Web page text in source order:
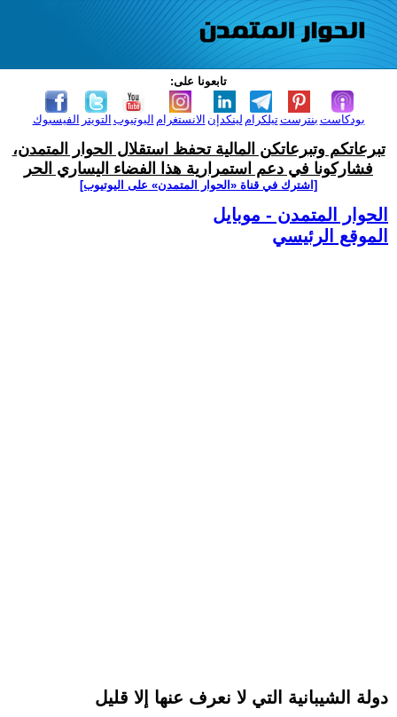
تابعونا على:
الفيسبوك التويتر اليوتيوب الانستغرام لينكدإن تيلكرامبنترست بودكاست
تبرعاتكم وتبرعاتكن المالية تحفظ استقلال الحوار المتمدن،
فشاركونا في دعم استمرارية هذا الفضاء اليساري الحر
[اشترك في قناة ‫«الحوار المتمدن» على اليوتيوب]
الحوار المتمدن - موبايل
الموقع الرئيسي
دولة الشيبانية التي لا نعرف عنها إلا قليل